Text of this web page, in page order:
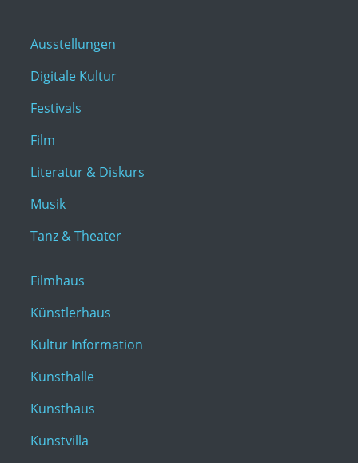
Ausstellungen
Digitale Kultur
Festivals
Film
Literatur & Diskurs
Musik
Tanz & Theater
Filmhaus
Künstlerhaus
Kultur Information
Kunsthalle
Kunsthaus
Kunstvilla